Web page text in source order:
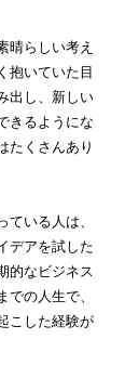
晴らしい考え
抱いていた目
出し、新しい
きるようにな
たくさんあり
ている人は、
デアを試した
的なビジネス
での人生で、
こした経験が